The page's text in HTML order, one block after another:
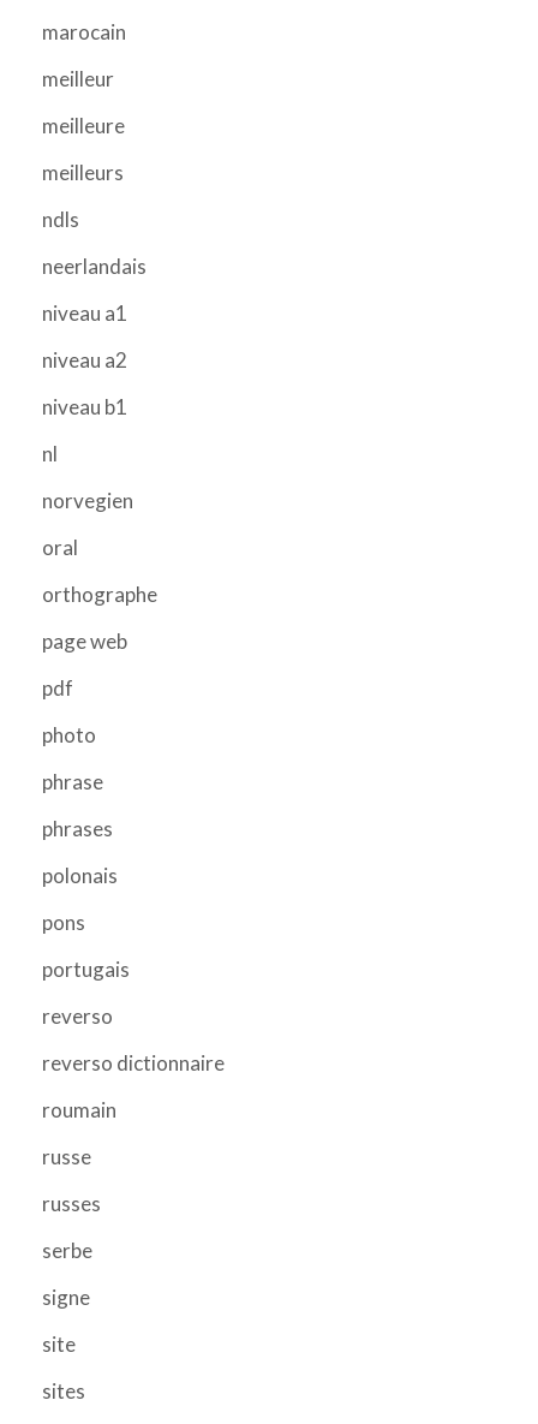
marocain
meilleur
meilleure
meilleurs
ndls
neerlandais
niveau a1
niveau a2
niveau b1
nl
norvegien
oral
orthographe
page web
pdf
photo
phrase
phrases
polonais
pons
portugais
reverso
reverso dictionnaire
roumain
russe
russes
serbe
signe
site
sites